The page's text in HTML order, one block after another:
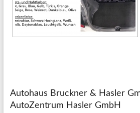
Autohaus Bruckner & Hasler
AutoZentrum Hasler GmbH